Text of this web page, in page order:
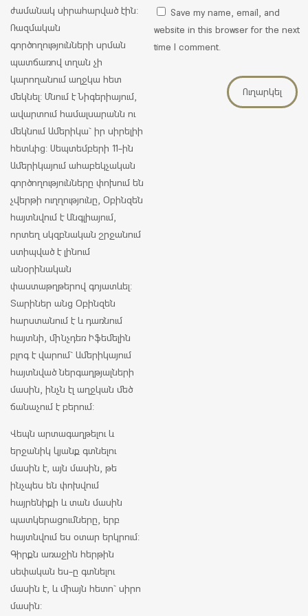
ժամանակ սիրահարված էին:
Ռազմական
գործողությունների սրման
պատճառով տղան չի
կարողանում աղջկա հետ
մեկնել: Մնում է Նիգերիայում,
ավարտում համալսարանն ու
մեկնում Ամերիկա` իր սիրելիի
հետևից: Սեպտեմբերի 11-ին
Ամերիկայում ահաբեկչական
գործողությունները փոխում են
չվերթի ուղղությունը, Օբինզեն
հայտնվում է Անգլիայում,
որտեղ սկզբնական շրջանում
ստիպված է լինում
անօրինական
փաստաթղթերով գոյատևել:
Տարիներ անց Օբինզեն
հարստանում է և դառնում
հայտնի, մինչդեռ Իֆեմելին
բլոգ է վարում` Ամերիկայում
հայտնված ներգաղթյալների
մասին, ինչն էլ աղջկան մեծ
ճանաչում է բերում:
Վեպն արտագաղթելու և
երջանիկ կյանք գտնելու
մասին է, այն մասին, թե
ինչպես են փոխվում
հայրենիքի և տան մասին
պատկերացումները, երբ
հայտնվում ես օտար երկրում:
Գիրքն առաջին հերթին
սեփական ես-ը գտնելու
մասին է, և միայն հետո` սիրո
մասին:
Save my name, email, and
website in this browser for the next
time I comment.